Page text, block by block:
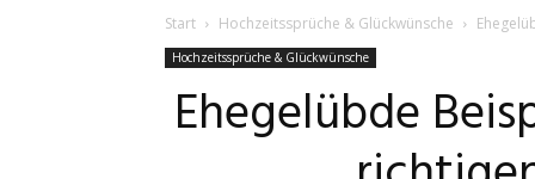
Start Hochzeitssprüche & Glückwünsche
Hochzeitssprüche & Glückwünsche
Ehegelübde